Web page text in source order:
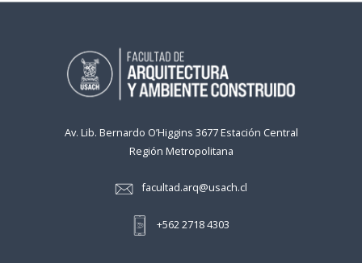
Av. Lib. Bernardo O’Higgins 3677 Estación Central
Región Metropolitana
facultad.arq@usach.cl
+562 2718 4303